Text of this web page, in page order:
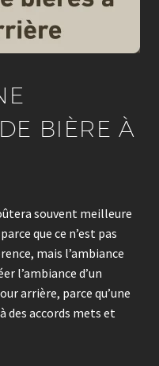
BIÈRE À
souvent meilleure
que ce n’est pas
mais l’ambiance
l’ambiance d’un
arrière, parce qu’une
des accords mets et